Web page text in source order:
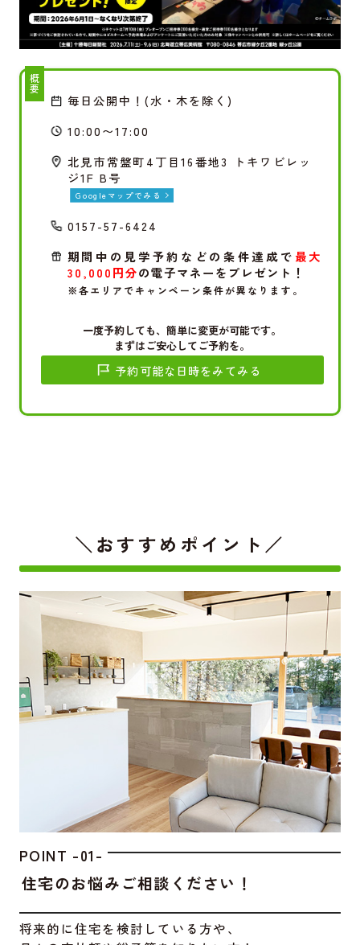
概要
毎日公開中！(水・木を除く)
10:00〜17:00
北見市常盤町4丁目16番地3 トキワビレッ
ジ1F B号
Googleマップでみる
0157-57-6424
期間中の見学予約などの条件達成で最大
30,000円分の電子マネーをプレゼント！
※各エリアでキャンペーン条件が異なります。
一度予約しても、簡単に変更が可能です。
まずはご安心してご予約を。
予約可能な日時をみてみる
＼おすすめポイント／
POINT -01-
住宅のお悩みご相談ください！
将来的に住宅を検討している方や、